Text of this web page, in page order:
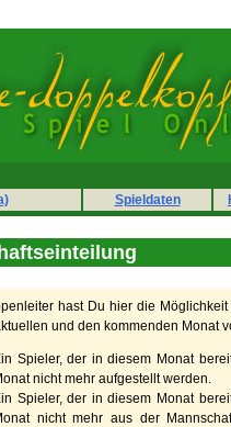
Spieldaten
hast Du hier die
und den kommenden Monat
Spieler, der in diesem Monat
nicht mehr aufgestellt werden.
Spieler, der in diesem Monat
nicht mehr aus der